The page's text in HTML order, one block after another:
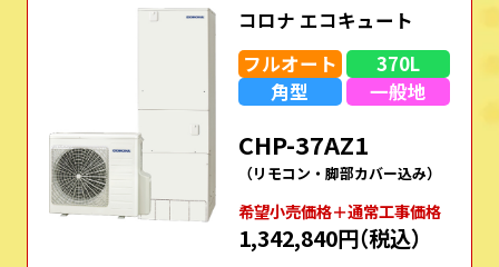
コロナ エコキュート
フルオート
370L
角型
一般地
CHP-37AZ1
（リモコン・脚部カバー込み）
希望⼩売価格＋通常⼯事価格
1,342,840円（税込）